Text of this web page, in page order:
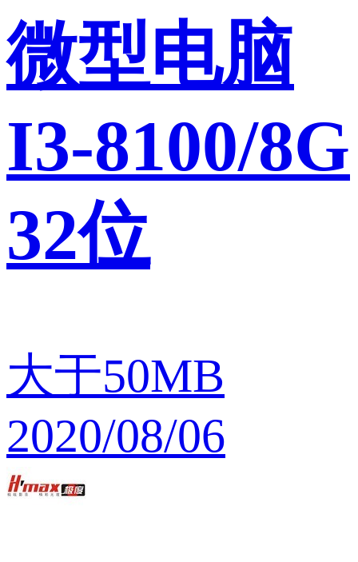
微型电脑
I3-8100/8G
32位
大于50MB
2020/08/06